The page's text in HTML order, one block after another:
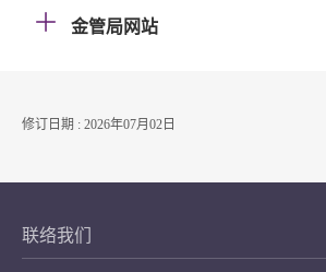
金管局网站
修订日期 : 2026年07月02日
联络我们